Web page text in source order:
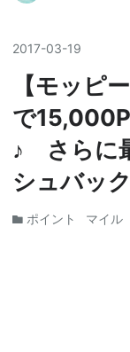
2017-03-19
【モッピ
で
♪ さらに
シュバッ
ポイント マイル